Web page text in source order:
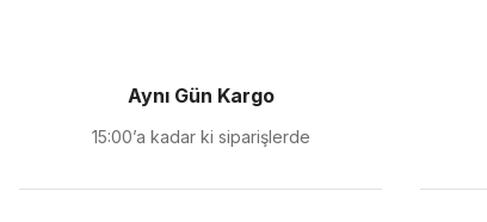
Ürün fiyatı diğer sitelerden daha pahalı.
Bu ürüne benzer farklı alternatifler olmalı.
Aynı Gün Kargo
15:00’a kadar ki siparişlerde